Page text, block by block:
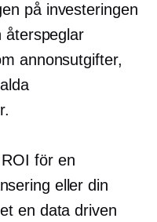
på investeringen
återspeglar
annonsutgifter,
för en
eller din
en data driven